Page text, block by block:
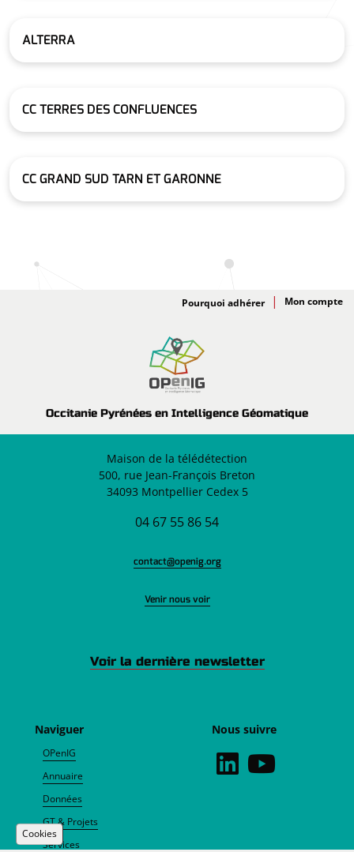
ALTERRA
CC TERRES DES CONFLUENCES
CC GRAND SUD TARN ET GARONNE
Occitanie Pyrénées en Intelligence Géomatique
Adhésion
Pourquoi adhérer
Naviguer
OPenIG
Annuaire
Données
GT & Projets
Services
Maison de la télédétection
500, rue Jean-François Breton
34093 Montpellier Cedex 5
04 67 55 86 54
contact@openig.org
Venir nous voir
Nous suivre
Voir la dernière newsletter
Cookies